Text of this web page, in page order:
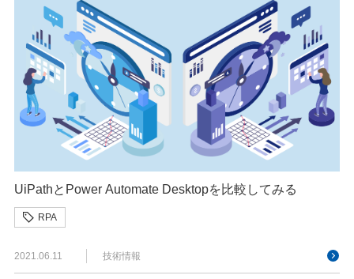
UiPathとPower Automate Desktopを比較してみる
RPA
2021.06.11 技術情報